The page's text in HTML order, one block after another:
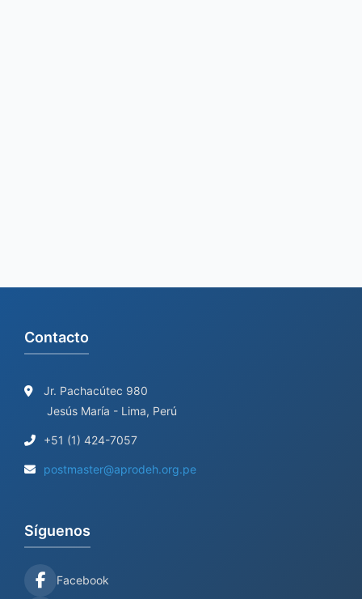
Contacto
Jr. Pachacútec 980
Jesús María - Lima, Perú
+51 (1) 424-7057
postmaster@aprodeh.org.pe
Síguenos
Facebook